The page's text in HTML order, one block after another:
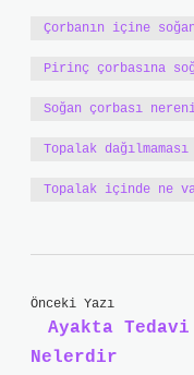
Çorbanın içine
Pirinç çorbasına
Soğan çorbası
Topalak
Topalak içinde ne
Önceki Yazı
Ayakta
Nelerdir